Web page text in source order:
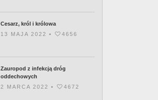
Cesarz, król i królowa
13 MAJA 2022 •
4656
Zauropod z infekcją dróg
oddechowych
2 MARCA 2022 •
4672